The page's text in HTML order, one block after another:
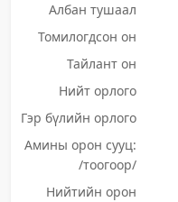
Албан тушаал
Томилогдсон он
Тайлант он
Нийт орлого
Гэр бүлийн орлого
Амины орон сууц:
/тоогоор/
Нийтийн орон